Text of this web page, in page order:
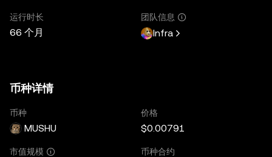
运行时长
66 个月
团队信息
Infra
币种详情
币种
MUSHU
价格
$0.00791
市值规模 币种合约